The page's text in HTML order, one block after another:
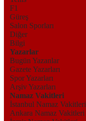
F1
Güreş
Salon Sporları
Diğer
Bilgi
Yazarlar
Bugün Yazanlar
Gazete Yazarları
Spor Yazarları
Arşiv Yazarları
Namaz Vakitleri
İstanbul Namaz Vakitleri
Ankara Namaz Vakitleri